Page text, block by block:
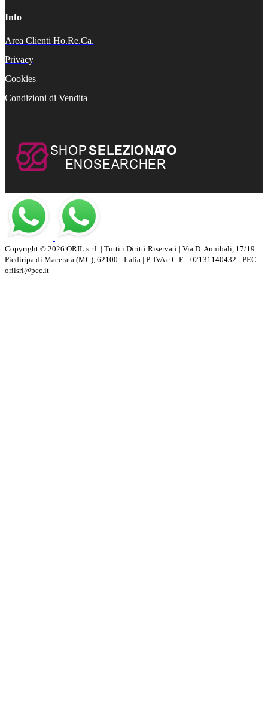
Info
Area Clienti Ho.Re.Ca.
Privacy
Cookies
Condizioni di Vendita
Copyright © 2026 ORIL s.r.l. | Tutti i Diritti Riservati | Via D. Annibali, 17/19
Piediripa di Macerata (MC), 62100 - Italia | P. IVA e C.F. : 02131140432 - PEC:
orilsrl@pec.it